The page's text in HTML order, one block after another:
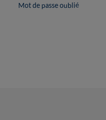
Mot de passe oublié